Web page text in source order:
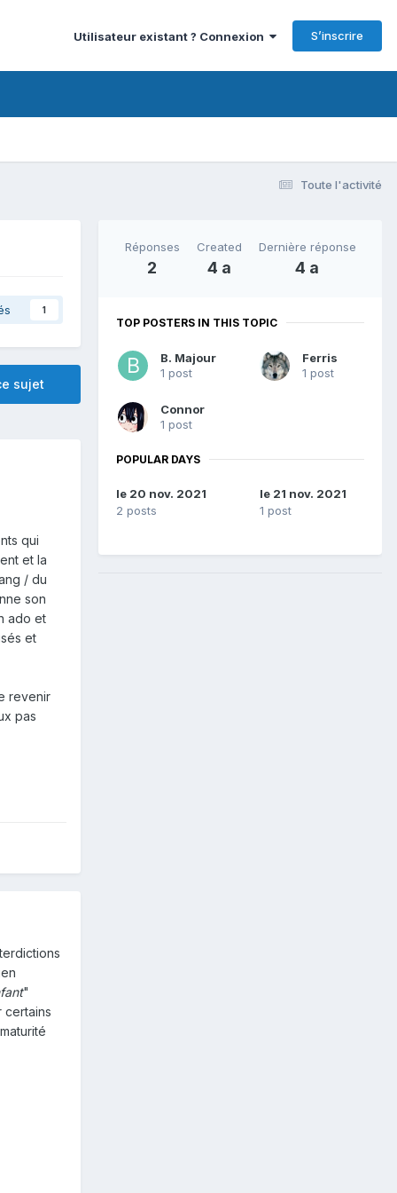
Utilisateur existant ? Connexion S’inscrire
Toute l'activité
1
sujet
qui
et la
/ du
son
ado et
et
revenir
pas
"
certains
Réponses
2
Created
4 a
Dernière réponse
4 a
TOP POSTERS IN THIS TOPIC
B. Majour
1 post
Ferris
1 post
Connor
1 post
POPULAR DAYS
le 20 nov. 2021
2 posts
le 21 nov. 2021
1 post